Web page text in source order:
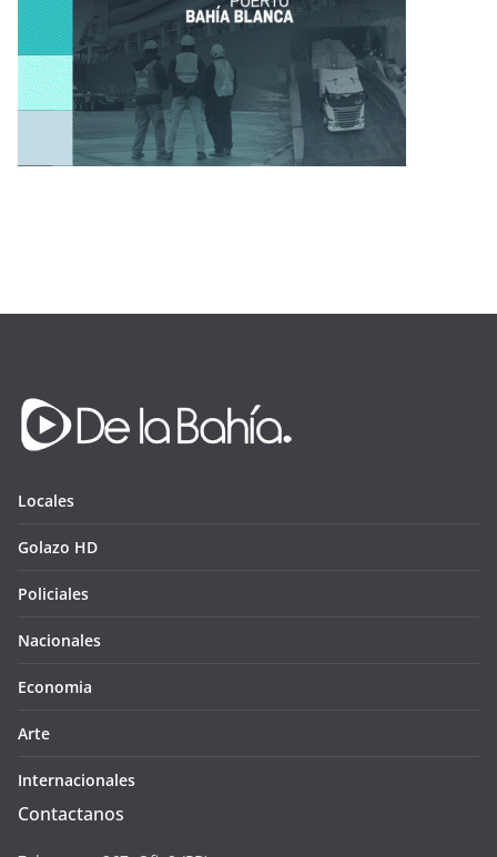
Locales
Golazo HD
Policiales
Nacionales
Economia
Arte
Internacionales
Contactanos